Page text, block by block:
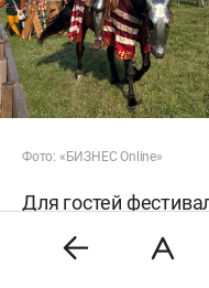
Фото: «БИЗНЕС Online»
Для гостей
площадка, в том
лабиринтами,